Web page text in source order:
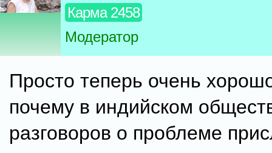
Карма 2458
Модератор
Просто теперь очень
почему в индийском
разговоров о проблеме